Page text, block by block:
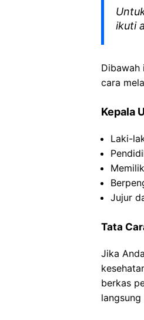
ikuti
Dibawah
cara
Kepala
Laki-
Jujur
Tata
Jika
berkas